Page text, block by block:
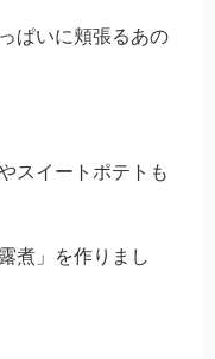
ぱいに頬張るあの
スイートポテトも
煮」を作りまし